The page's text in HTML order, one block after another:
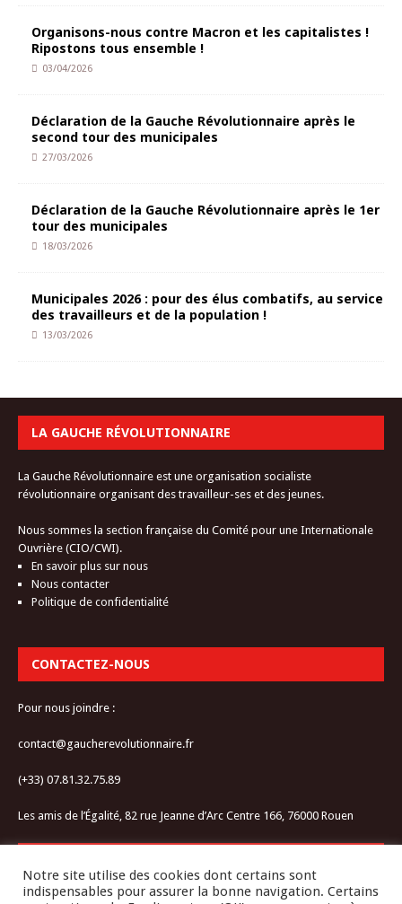
Organisons-nous contre Macron et les capitalistes !
Ripostons tous ensemble !
03/04/2026
Déclaration de la Gauche Révolutionnaire après le
second tour des municipales
27/03/2026
Déclaration de la Gauche Révolutionnaire après le 1er
tour des municipales
18/03/2026
Municipales 2026 : pour des élus combatifs, au service
des travailleurs et de la population !
13/03/2026
LA GAUCHE RÉVOLUTIONNAIRE
La Gauche Révolutionnaire est une organisation socialiste
révolutionnaire organisant des travailleur-ses et des jeunes.
Nous sommes la section française du Comité pour une Internationale
Ouvrière (CIO/CWI).
En savoir plus sur nous
Nous contacter
Politique de confidentialité
CONTACTEZ-NOUS
Pour nous joindre :
contact@gaucherevolutionnaire.fr
(+33) 07.81.32.75.89
Les amis de l’Égalité, 82 rue Jeanne d’Arc Centre 166, 76000 Rouen
Notre site utilise des cookies dont certains sont
indispensables pour assurer la bonne navigation. Certains